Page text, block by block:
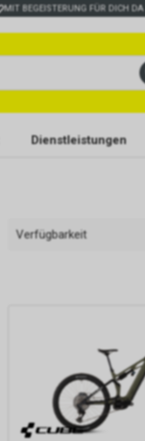
MIT BEGEISTERUNG FÜR DICH DA
Dienstleistungen
Verfügbarkeit